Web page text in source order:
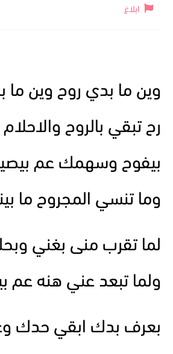
وين ما بدي روح وين
رح تبقي بالروح
بيفوح وسهمك عم
وما تنسي المجروح ما
لما تقرب منى بغني
ولما تبعد عني هنه عم
بعرف بدك ابقي حدك
ابلاغ